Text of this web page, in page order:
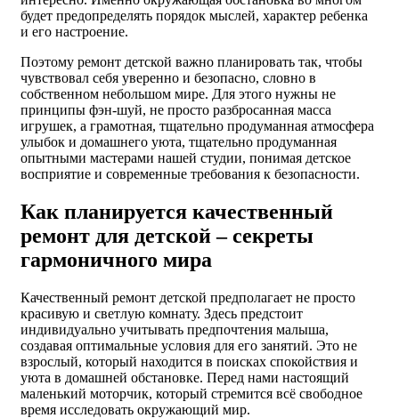
будет предопределять порядок мыслей, характер ребенка
и его настроение.
Поэтому ремонт детской важно планировать так, чтобы
чувствовал себя уверенно и безопасно, словно в
собственном небольшом мире. Для этого нужны не
принципы фэн-шуй, не просто разбросанная масса
игрушек, а грамотная, тщательно продуманная атмосфера
улыбок и домашнего уюта, тщательно продуманная
опытными мастерами нашей студии, понимая детское
восприятие и современные требования к безопасности.
Как планируется качественный
ремонт для детской – секреты
гармоничного мира
Качественный ремонт детской предполагает не просто
красивую и светлую комнату. Здесь предстоит
индивидуально учитывать предпочтения малыша,
создавая оптимальные условия для его занятий. Это не
взрослый, который находится в поисках спокойствия и
уюта в домашней обстановке. Перед нами настоящий
маленький моторчик, который стремится всё свободное
время исследовать окружающий мир.